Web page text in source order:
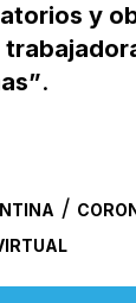
y
.
/